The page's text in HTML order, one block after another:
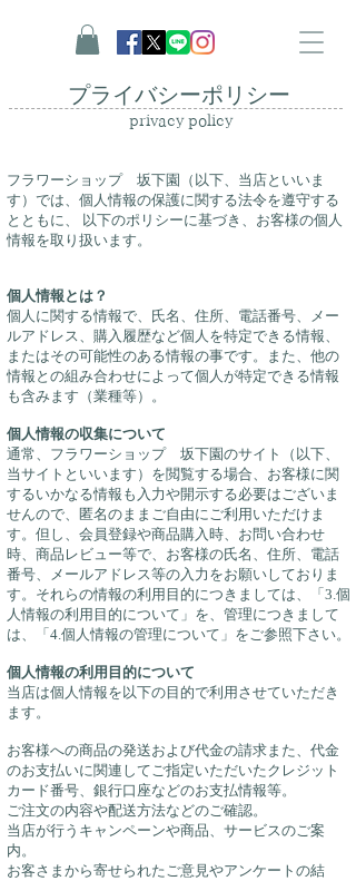
プライバシーポリシー
privacy policy
フラワーショップ 坂下園（以下、当店といいま
す）では、個人情報の保護に関する法令を遵守する
とともに、 以下のポリシーに基づき、お客様の個人
情報を取り扱います。
個人情報とは？
個人に関する情報で、氏名、住所、電話番号、メー
ルアドレス、購入履歴など個人を特定できる情報、
またはその可能性のある情報の事です。また、他の
情報との組み合わせによって個人が特定できる情報
も含みます（業種等）。
個人情報の収集について
通常、フラワーショップ 坂下園のサイト（以下、
当サイトといいます）を閲覧する場合、お客様に関
するいかなる情報も入力や開示する必要はございま
せんので、匿名のままご自由にご利用いただけま
す。但し、会員登録や商品購入時、お問い合わせ
時、商品レビュー等で、お客様の氏名、住所、電話
番号、メールアドレス等の入力をお願いしておりま
す。それらの情報の利用目的につきましては、「3.個
人情報の利用目的について」を、管理につきまして
は、「4.個人情報の管理について」をご参照下さい。
個人情報の利用目的について
当店は個人情報を以下の目的で利用させていただき
ます。
お客様への商品の発送および代金の請求また、代金
のお支払いに関連してご指定いただいたクレジット
カード番号、銀行口座などのお支払情報等。
ご注文の内容や配送方法などのご確認。
当店が行うキャンペーンや商品、サービスのご案
内。
お客さまから寄せられたご意見やアンケートの結